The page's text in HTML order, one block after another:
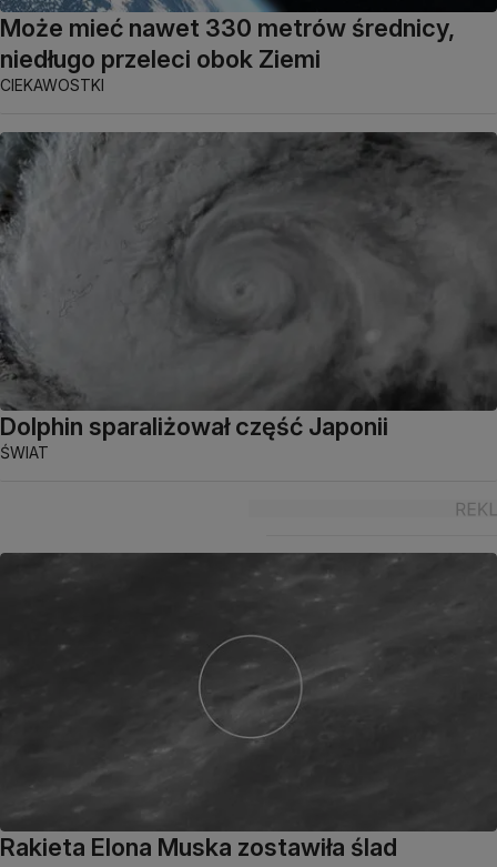
Może mieć nawet 330 metrów średnicy,
niedługo przeleci obok Ziemi
CIEKAWOSTKI
Dolphin sparaliżował część Japonii
ŚWIAT
Rakieta Elona Muska zostawiła ślad